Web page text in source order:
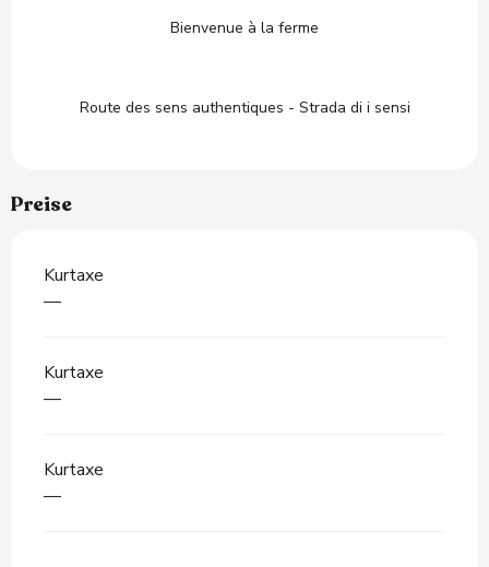
Bienvenue à la ferme
Route des sens authentiques - Strada di i sensi
Preise
Kurtaxe
—
Kurtaxe
—
Kurtaxe
—